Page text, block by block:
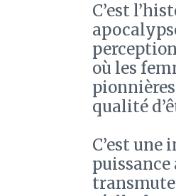
C’est
où les
qualité
C’est